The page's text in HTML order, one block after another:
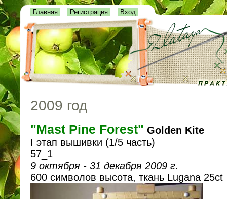
Главная Регистрация Вход
2009 год
"Mast Pine Forest" Golden Kite
I этап вышивки (1/5 часть)
57_1
9 октября - 31 декабря 2009 г.
600 символов высота, ткань Lugana 25ct